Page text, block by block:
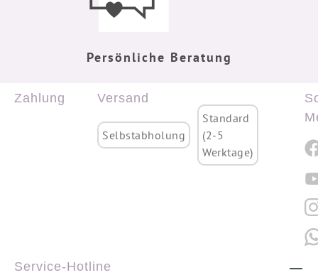
Persönliche Beratung
Zahlung Versand
Selbstabholung
Standard
(2-5
Werktage)
Service-Hotline